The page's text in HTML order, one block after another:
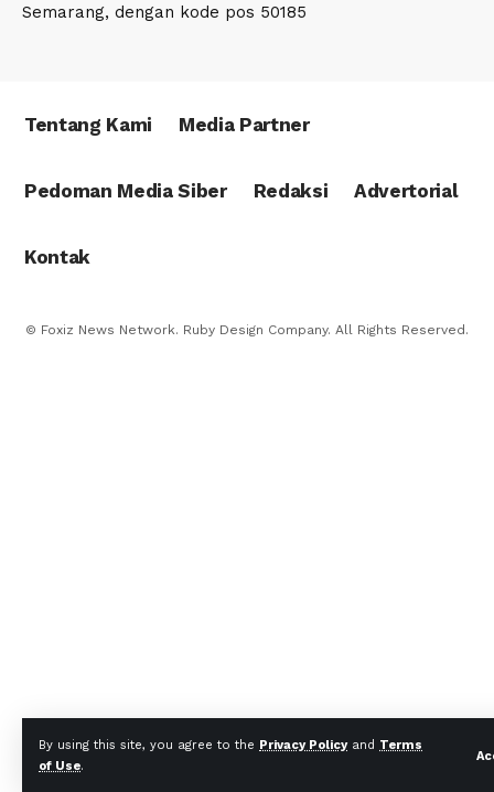
By using this site, you agree to the Privacy Policyand Terms
of Use.
Semarang, dengan kode pos 50185
Tentang Kami Media Partner
Pedoman Media Siber Redaksi Advertorial
Kontak
© Foxiz News Network. Ruby Design Company. All Rights Reserved.